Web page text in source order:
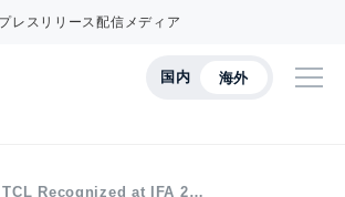
レスリリース配信メディア
国内 海外
TCL Recognized at IFA 2…